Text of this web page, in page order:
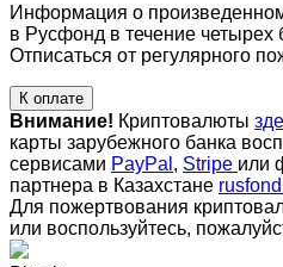
Информация о
в Русфонд в течение четырех
Отписаться от регулярного
К оплате
Внимание! Криптовалюты
карты зарубежного банка
сервисами PayPal , Stripe или
партнера в Казахстане
Для пожертвования
или воспользуйтесь,